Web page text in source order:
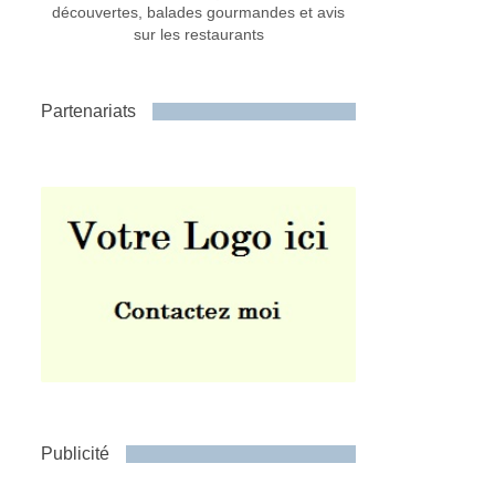
découvertes, balades gourmandes et avis
sur les restaurants
Partenariats
Publicité